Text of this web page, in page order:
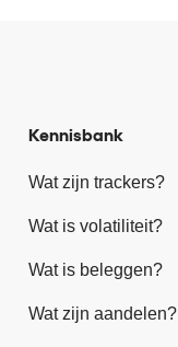
Kennisbank
Wat zijn trackers?
Wat is volatiliteit?
Wat is beleggen?
Wat zijn aandelen?